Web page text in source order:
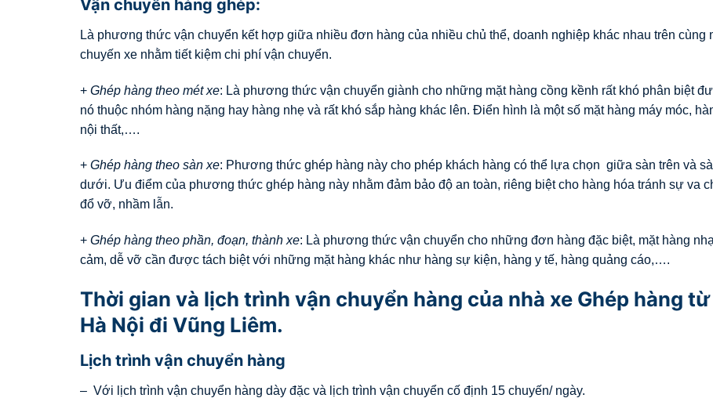
Vận chuyển hàng ghép:
Là phương thức vận chuyển kết hợp giữa nhiều đơn hàng của nhiều chủ thể, doanh nghiệp khác nhau trên cùng
chuyến xe nhằm tiết kiệm chi phí vận chuyển.
+ Ghép hàng theo mét xe: Là phương thức vận chuyển giành cho những mặt hàng cồng kềnh rất khó phân biệt
nó thuộc nhóm hàng nặng hay hàng nhẹ và rất khó sắp hàng khác lên. Điển hình là một số mặt hàng máy móc,
nội thất,….
+ Ghép hàng theo sàn xe: Phương thức ghép hàng này cho phép khách hàng có thể lựa chọn giữa sàn trên và
dưới. Ưu điểm của phương thức ghép hàng này nhằm đảm bảo độ an toàn, riêng biệt cho hàng hóa tránh sự va
đổ vỡ, nhầm lẫn.
+ Ghép hàng theo phần, đoạn, thành xe: Là phương thức vận chuyển cho những đơn hàng đặc biệt, mặt hàng
cảm, dễ vỡ cần được tách biệt với những mặt hàng khác như hàng sự kiện, hàng y tế, hàng quảng cáo,….
Thời gian và lịch trình vận chuyển hàng của nhà xe Ghép hàng từ
Hà Nội đi Vũng Liêm.
Lịch trình vận chuyển hàng
– Với lịch trình vận chuyển hàng dày đặc và lịch trình vận chuyển cố định 15 chuyến/ ngày.